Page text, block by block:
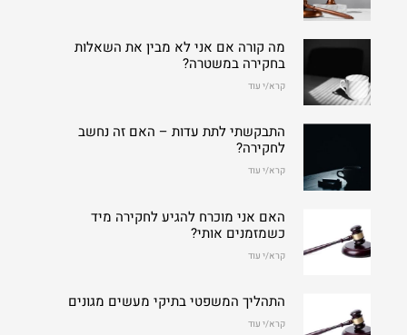
מה קורה אם אני לא מבין את השאלות
בחקירה במשטרה?
קרא/י עוד
התבקשתי לתת עדות – האם זה נחשב
לחקירה?
קרא/י עוד
האם אני מוכרח להגיע לחקירה מיד
כשמזמנים אותי?
קרא/י עוד
התהליך המשפטי בתיקי מעשים מגונים
קרא/י עוד